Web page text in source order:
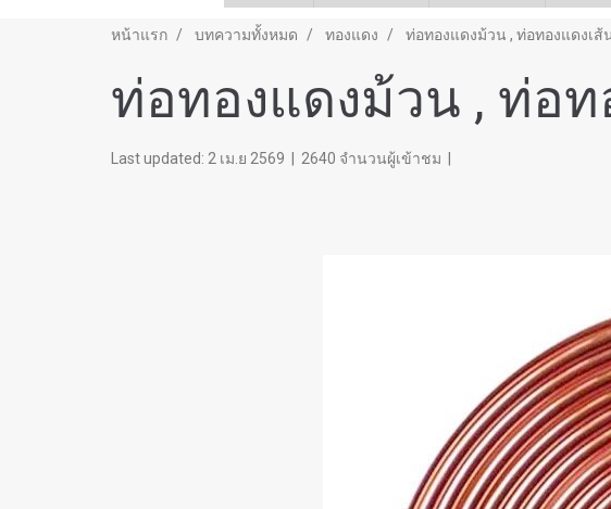
หน้าแรก บทความทั้งหมด ทองแดง ท่อทองแดงม้วน , ท่อทองแดงเส้
ท่อทองแดงม้วน , ท่อท
Last updated: 2 เม.ย 2569 2640 จำนวนผู้เข้าชม